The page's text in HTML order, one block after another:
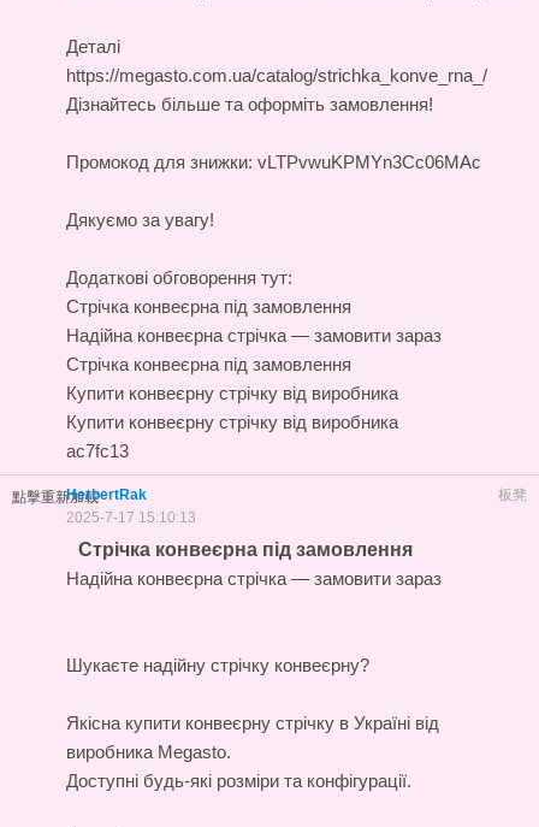
Деталі
https://megasto.com.ua/catalog/strichka_konve_rna_/
Дізнайтесь більше та оформіть замовлення!
Промокод для знижки: vLTPvwuKPMYn3Cc06MAc
Дякуємо за увагу!
Додаткові обговорення тут:
Стрічка конвеєрна під замовлення
Надійна конвеєрна стрічка — замовити зараз
Стрічка конвеєрна під замовлення
Купити конвеєрну стрічку від виробника
Купити конвеєрну стрічку від виробника
ac7fc13
點擊重新加載 板凳
HerbertRak
2025-7-17 15:10:13
Стрічка конвеєрна під замовлення
Надійна конвеєрна стрічка — замовити зараз
Шукаєте надійну стрічку конвеєрну?
Якісна купити конвеєрну стрічку в Україні від
виробника Megasto.
Доступні будь-які розміри та конфігурації.